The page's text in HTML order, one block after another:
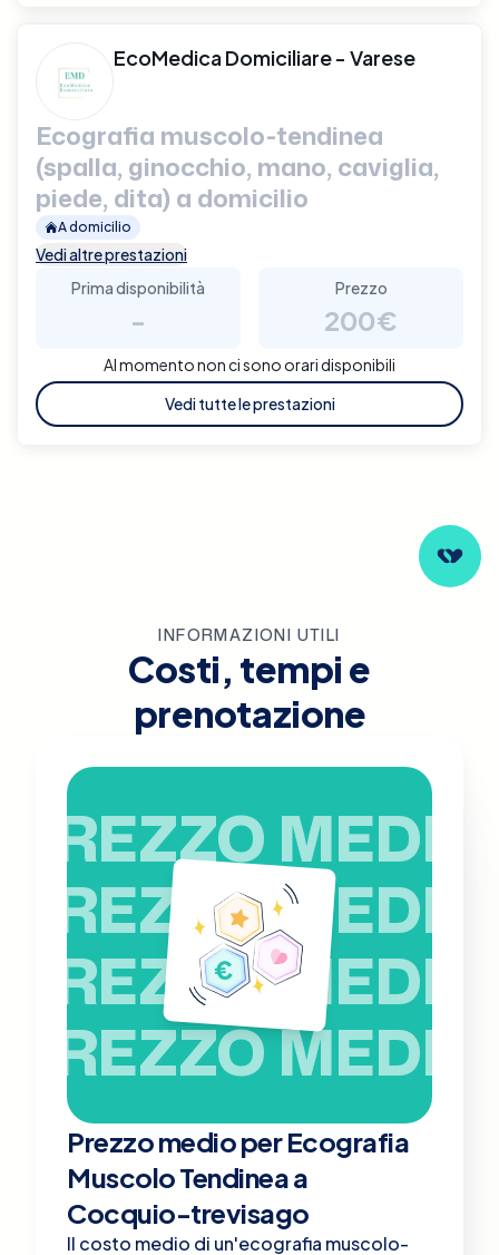
EcoMedica Domiciliare - Varese
Ecografia muscolo-tendinea
(spalla, ginocchio, mano, caviglia,
piede, dita) a domicilio
A domicilio
Vedi altre prestazioni
Prima disponibilità
-
Prezzo
200€
Al momento non ci sono orari disponibili
Vedi tutte le prestazioni
INFORMAZIONI UTILI
Costi, tempi e
prenotazione
PREZZO MEDIO
PREZZO MEDIO
PREZZO MEDIO
PREZZO MEDIO
Prezzo medio per Ecografia
Muscolo Tendinea a
Cocquio-trevisago
Il costo medio di un'ecografia muscolo-